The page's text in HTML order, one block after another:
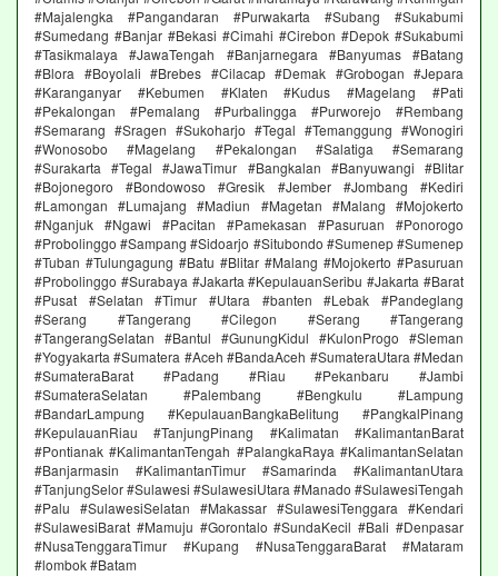
#Majalengka #Pangandaran #Purwakarta #Subang #Sukabumi
#Sumedang #Banjar #Bekasi #Cimahi #Cirebon #Depok #Sukabumi
#Tasikmalaya #JawaTengah #Banjarnegara #Banyumas #Batang
#Blora #Boyolali #Brebes #Cilacap #Demak #Grobogan #Jepara
#Karanganyar #Kebumen #Klaten #Kudus #Magelang #Pati
#Pekalongan #Pemalang #Purbalingga #Purworejo #Rembang
#Semarang #Sragen #Sukoharjo #Tegal #Temanggung #Wonogiri
#Wonosobo #Magelang #Pekalongan #Salatiga #Semarang
#Surakarta #Tegal #JawaTimur #Bangkalan #Banyuwangi #Blitar
#Bojonegoro #Bondowoso #Gresik #Jember #Jombang #Kediri
#Lamongan #Lumajang #Madiun #Magetan #Malang #Mojokerto
#Nganjuk #Ngawi #Pacitan #Pamekasan #Pasuruan #Ponorogo
#Probolinggo #Sampang #Sidoarjo #Situbondo #Sumenep #Sumenep
#Tuban #Tulungagung #Batu #Blitar #Malang #Mojokerto #Pasuruan
#Probolinggo #Surabaya #Jakarta #KepulauanSeribu #Jakarta #Barat
#Pusat #Selatan #Timur #Utara #banten #Lebak #Pandeglang
#Serang #Tangerang #Cilegon #Serang #Tangerang
#TangerangSelatan #Bantul #GunungKidul #KulonProgo #Sleman
#Yogyakarta #Sumatera #Aceh #BandaAceh #SumateraUtara #Medan
#SumateraBarat #Padang #Riau #Pekanbaru #Jambi
#SumateraSelatan #Palembang #Bengkulu #Lampung
#BandarLampung #KepulauanBangkaBelitung #PangkalPinang
#KepulauanRiau #TanjungPinang #Kalimatan #KalimantanBarat
#Pontianak #KalimantanTengah #PalangkaRaya #KalimantanSelatan
#Banjarmasin #KalimantanTimur #Samarinda #KalimantanUtara
#TanjungSelor #Sulawesi #SulawesiUtara #Manado #SulawesiTengah
#Palu #SulawesiSelatan #Makassar #SulawesiTenggara #Kendari
#SulawesiBarat #Mamuju #Gorontalo #SundaKecil #Bali #Denpasar
#NusaTenggaraTimur #Kupang #NusaTenggaraBarat #Mataram
#lombok #Batam